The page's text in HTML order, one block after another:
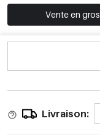
Vente en gros
Livraison: